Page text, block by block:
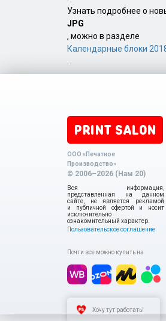
Узнать подробнее о
JPG
, можно в разделе
Календарные блоки
ООО «Печатное
Производство»
© 2006–2026 (Нам 20)
Вся информация,
представленная на данном
сайте, не является рекламой
и публичной офертой и носит
исключительно
ознакомительный характер.
Пользовательское соглашение
Почти все можно купить на
Хочу тут работать!